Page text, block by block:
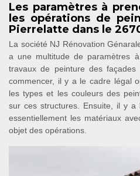
Les paramètres à
les opérations de
Pierrelatte dans le
La société NJ Rénovation
a une multitude de paramètres
travaux de peinture des
commencer, il y a le cadre légal
les types et les couleurs des
sur ces structures. Ensuite, il y a
essentiellement les matériaux
objet des opérations.